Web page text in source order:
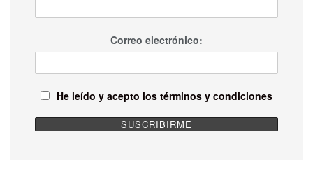
Correo electrónico:
He leído y acepto los términos y condiciones